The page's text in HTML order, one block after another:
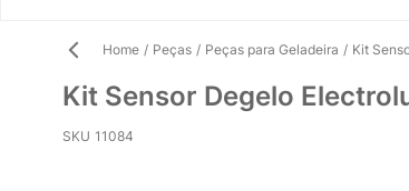
Home / Peças / Peças para Geladeira / Kit
Kit Sensor Degelo
SKU 11084